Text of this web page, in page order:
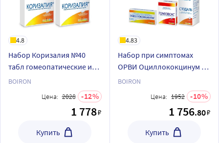
4.8
Набор Коризалия №40
табл гомеопатические из 2
уп со скидкой
BOIRON
Цена: 2028 12
1 778₽
Купить
4.83
Набор при симптомах
ОРВИ Оциллококцинум 6
шт. гранулы + Гомеовокс
60 шт. таблетки + Стодаль
200 мл сироп
BOIRON
Цена: 1952 10
1 756.80₽
Купить